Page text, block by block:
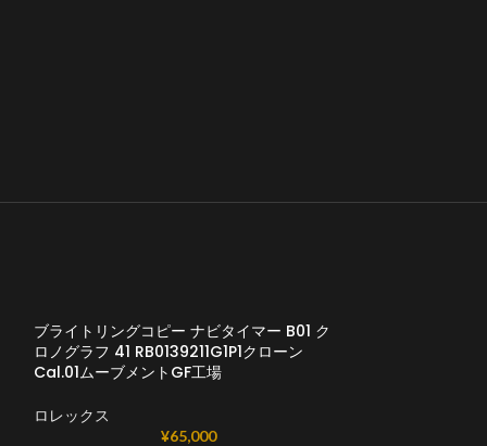
ブライトリングコピー ナビタイマー B01 ク
ロノグラフ 41 RB0139211G1P1クローン
Cal.01ムーブメントGF工場
ロレックス
¥65,000